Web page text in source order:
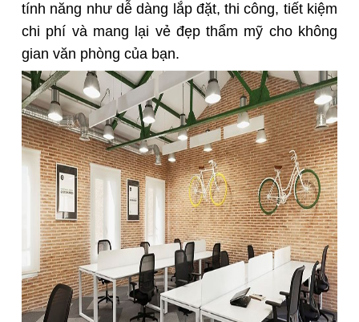
tính năng như dễ dàng lắp đặt, thi công, tiết kiệm
chi phí và mang lại vẻ đẹp thẩm mỹ cho không
gian văn phòng của bạn.